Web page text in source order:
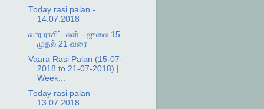
Today rasi palan -
14.07.2018
வார ராசிப்பலன் - ஜுலை 15
முதல் 21 வரை
Vaara Rasi Palan (15-07-
2018 to 21-07-2018) |
Week...
Today rasi palan -
13.07.2018